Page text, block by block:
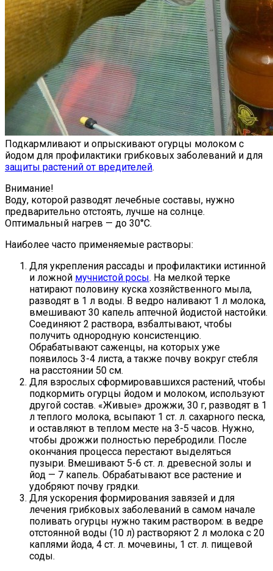
Подкармливают и опрыскивают огурцы молоком с
йодом для профилактики грибковых заболеваний и для
защиты растений от вредителей.
Внимание!
Воду, которой разводят лечебные составы, нужно
предварительно отстоять, лучше на солнце.
Оптимальный нагрев — до 30°С.
Наиболее часто применяемые растворы:
Для укрепления рассады и профилактики истинной
и ложной мучнистой росы. На мелкой терке
натирают половину куска хозяйственного мыла,
разводят в 1 л воды. В ведро наливают 1 л молока,
вмешивают 30 капель аптечной йодистой настойки.
Соединяют 2 раствора, взбалтывают, чтобы
получить однородную консистенцию.
Обрабатывают саженцы, на которых уже
появилось 3-4 листа, а также почву вокруг стебля
на расстоянии 50 см.
Для взрослых сформировавшихся растений, чтобы
подкормить огурцы йодом и молоком, используют
другой состав. «Живые» дрожжи, 30 г, разводят в 1
л теплого молока, всыпают 1 ст. л. сахарного песка,
и оставляют в теплом месте на 3-5 часов. Нужно,
чтобы дрожжи полностью перебродили. После
окончания процесса перестают выделяться
пузыри. Вмешивают 5-6 ст. л. древесной золы и
йод — 7 капель. Обрабатывают все растение и
удобряют почву грядки.
Для ускорения формирования завязей и для
лечения грибковых заболеваний в самом начале
поливать огурцы нужно таким раствором: в ведре
отстоянной воды (10 л) растворяют 2 л молока с 20
каплями йода, 4 ст. л. мочевины, 1 ст. л. пищевой
соды.